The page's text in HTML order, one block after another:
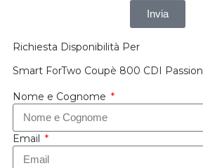
Invia
Richiesta Disponibilità Per
Smart ForTwo Coupè 800 CDI Passion
Nome e Cognome
Email